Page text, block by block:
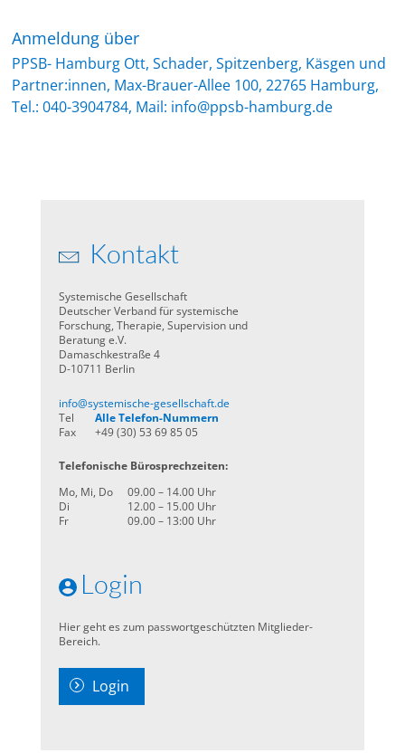
Anmeldung über
PPSB- Hamburg Ott, Schader, Spitzenberg, Käsgen und
Partner:innen, Max-Brauer-Allee 100, 22765 Hamburg,
Tel.: 040-3904784, Mail: info@ppsb-hamburg.de
Kontakt
Systemische Gesellschaft
Deutscher Verband für systemische
Forschung, Therapie, Supervision und
Beratung e.V.
Damaschkestraße 4
D-10711 Berlin
info@systemische-gesellschaft.de
Tel
Alle Telefon-Nummern
Fax
+49 (30) 53 69 85 05
Telefonische Bürosprechzeiten:
Mo, Mi, Do
09.00 – 14.00 Uhr
Di
12.00 – 15.00 Uhr
Fr
09.00 – 13:00 Uhr
Login
Hier geht es zum passwortgeschützten Mitglieder-
Bereich.
Login